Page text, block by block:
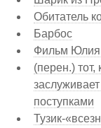
Обитатель
Барбос
Фильм Юлия
(перен.)
поступками
Тузик-